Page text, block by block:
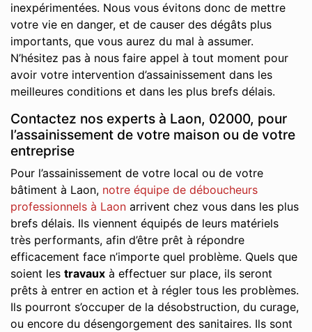
inexpérimentées. Nous vous évitons donc de mettre
votre vie en danger, et de causer des dégâts plus
importants, que vous aurez du mal à assumer.
N’hésitez pas à nous faire appel à tout moment pour
avoir votre intervention d’assainissement dans les
meilleures conditions et dans les plus brefs délais.
Contactez nos experts à Laon, 02000, pour
l’assainissement de votre maison ou de votre
entreprise
Pour l’assainissement de votre local ou de votre
bâtiment à Laon, notre équipe de déboucheurs
professionnels à Laon arrivent chez vous dans les plus
brefs délais. Ils viennent équipés de leurs matériels
très performants, afin d’être prêt à répondre
efficacement face n’importe quel problème. Quels que
soient les travaux à effectuer sur place, ils seront
prêts à entrer en action et à régler tous les problèmes.
Ils pourront s’occuper de la désobstruction, du curage,
ou encore du désengorgement des sanitaires. Ils sont